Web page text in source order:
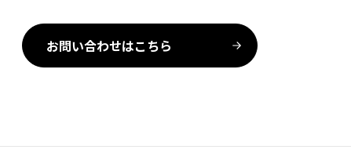
お問い合わせはこちら